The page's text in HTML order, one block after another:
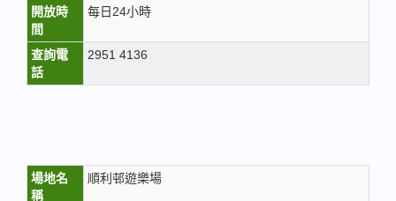
開放時
間
每日24小時
查詢電
話
2951 4136
場地名
稱
順利邨遊樂場